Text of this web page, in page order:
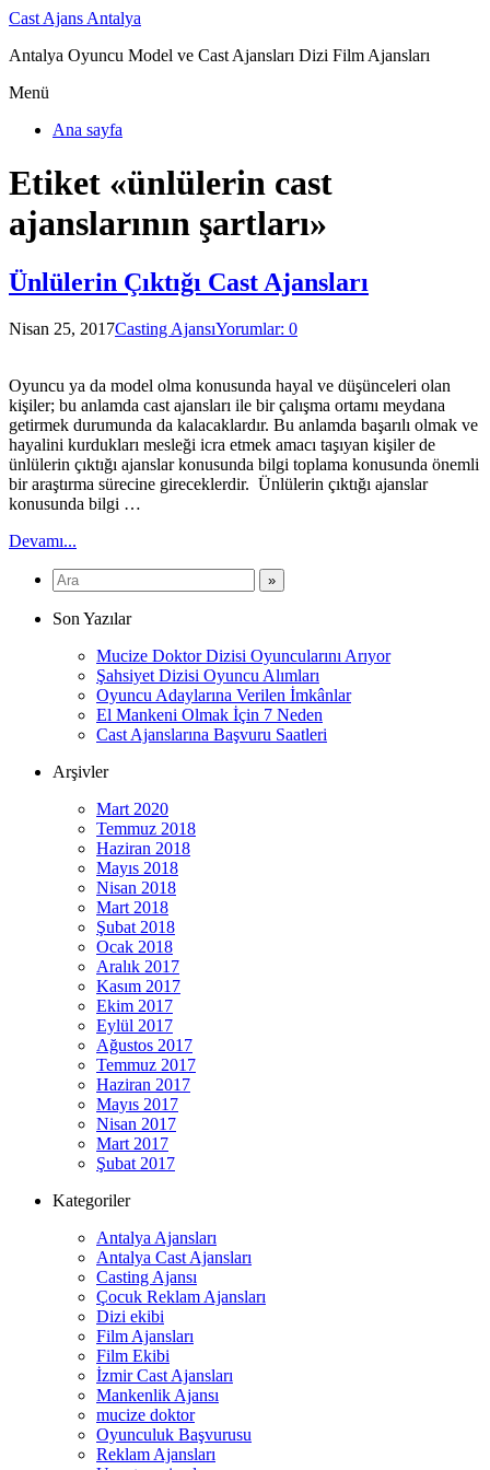
Cast Ajans Antalya
Antalya Oyuncu Model ve Cast Ajansları Dizi Film Ajansları
Menü
Ana sayfa
Etiket «ünlülerin cast
ajanslarının şartları»
Ünlülerin Çıktığı Cast Ajansları
Nisan 25, 2017Casting AjansıYorumlar: 0
Oyuncu ya da model olma konusunda hayal ve düşünceleri olan
kişiler; bu anlamda cast ajansları ile bir çalışma ortamı meydana
getirmek durumunda da kalacaklardır. Bu anlamda başarılı olmak ve
hayalini kurdukları mesleği icra etmek amacı taşıyan kişiler de
ünlülerin çıktığı ajanslar konusunda bilgi toplama konusunda önemli
bir araştırma sürecine gireceklerdir. Ünlülerin çıktığı ajanslar
konusunda bilgi …
Devamı...
Son Yazılar
Mucize Doktor Dizisi Oyuncularını Arıyor
Şahsiyet Dizisi Oyuncu Alımları
Oyuncu Adaylarına Verilen İmkânlar
El Mankeni Olmak İçin 7 Neden
Cast Ajanslarına Başvuru Saatleri
Arşivler
Mart 2020
Temmuz 2018
Haziran 2018
Mayıs 2018
Nisan 2018
Mart 2018
Şubat 2018
Ocak 2018
Aralık 2017
Kasım 2017
Ekim 2017
Eylül 2017
Ağustos 2017
Temmuz 2017
Haziran 2017
Mayıs 2017
Nisan 2017
Mart 2017
Şubat 2017
Kategoriler
Antalya Ajansları
Antalya Cast Ajansları
Casting Ajansı
Çocuk Reklam Ajansları
Dizi ekibi
Film Ajansları
Film Ekibi
İzmir Cast Ajansları
Mankenlik Ajansı
mucize doktor
Oyunculuk Başvurusu
Reklam Ajansları